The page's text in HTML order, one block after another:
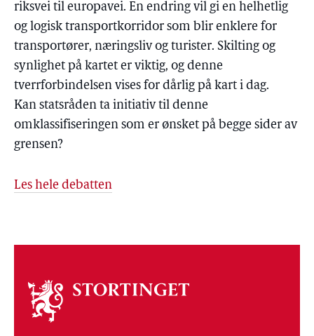
riksvei til europavei. En endring vil gi en helhetlig
og logisk transportkorridor som blir enklere for
transportører, næringsliv og turister. Skilting og
synlighet på kartet er viktig, og denne
tverrforbindelsen vises for dårlig på kart i dag.
Kan statsråden ta initiativ til denne
omklassifiseringen som er ønsket på begge sider av
grensen?
Les hele debatten
Om
stortinget